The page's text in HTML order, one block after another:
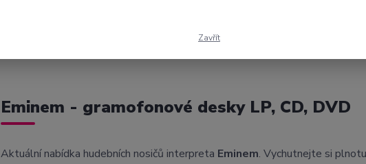
Eminem - gramofonové desky LP, CD, DVD
Aktuální nabídka hudebních nosičů interpreta Eminem. Vychutnejte si
Zavřít